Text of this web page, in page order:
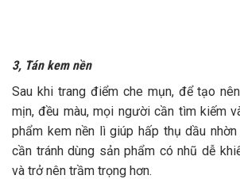
3, Tán kem nền
Sau khi trang điểm che mụn, để tạo
mịn, đều màu, mọi người cần tìm kiếm
phẩm kem nền lì giúp hấp thụ dầu
cần tránh dùng sản phẩm có nhũ dễ
và trở nên trầm trọng hơn.